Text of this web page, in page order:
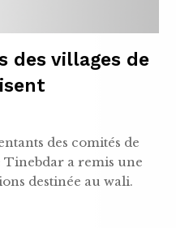
des villages de
des comités de
Tinebdar a remis une
destinée au wali.